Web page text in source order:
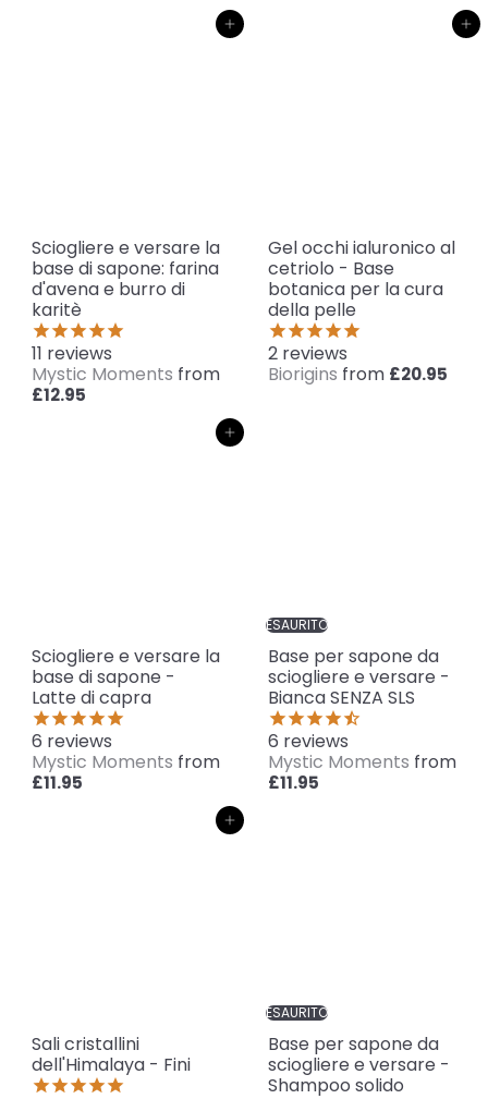
Aggiungi al carrello
Sciogliere e versare la
base di sapone: farina
d'avena e burro di
karitè
11 reviews
Mystic Moments from
£12.95
Aggiungi al carrello
Gel occhi ialuronico al
cetriolo - Base
botanica per la cura
della pelle
2 reviews
Biorigins from £20.95
Aggiungi al carrello
Sciogliere e versare la
base di sapone -
Latte di capra
6 reviews
Mystic Moments from
£11.95
ESAURITO
Base per sapone da
sciogliere e versare -
Bianca SENZA SLS
6 reviews
Mystic Moments from
£11.95
Aggiungi al carrello
Sali cristallini
dell'Himalaya - Fini
ESAURITO
Base per sapone da
sciogliere e versare -
Shampoo solido